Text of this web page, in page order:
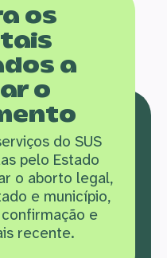
os
a
o
do SUS
pelo Estado
o aborto legal,
e município,
e
recente.